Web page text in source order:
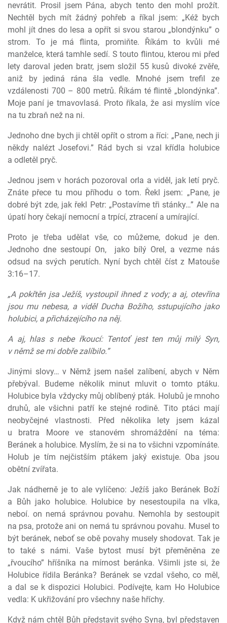
nevrátit. Prosil jsem Pána, abych tento den mohl prožít.
Nechtěl bych mít žádný pohřeb a říkal jsem: „Kéž bych
mohl jít dnes do lesa a opřít si svou starou „blondýnku” o
strom. To je má flinta, promiňte. Říkám to kvůli mé
manželce, která tamhle sedí. S touto flintou, kterou mi před
lety daroval jeden bratr, jsem složil 55 kusů divoké zvěře,
aniž by jediná rána šla vedle. Mnohé jsem trefil ze
vzdálenosti 700 – 800 metrů. Říkám té flintě „blondýnka”.
Moje paní je tmavovlasá. Proto říkala, že asi myslím více
na tu zbraň než na ni.
Jednoho dne bych ji chtěl opřít o strom a říci: „Pane, nech ji
někdy nalézt Josefovi.” Rád bych si vzal křídla holubice
a odletěl pryč.
Jednou jsem v horách pozoroval orla a viděl, jak letí pryč.
Znáte přece tu mou příhodu o tom. Řekl jsem: „Pane, je
dobré být zde, jak řekl Petr: „Postavíme tři stánky…” Ale na
úpatí hory čekají nemocní a trpící, ztracení a umírající.
Proto je třeba udělat vše, co můžeme, dokud je den.
Jednoho dne sestoupí On,
jako bílý Orel, a vezme nás
odsud na svých perutích. Nyní bych chtěl číst z Matouše
3:16–17.
„A pokřtěn jsa Ježíš, vystoupil ihned z vody; a aj, otevřína
jsou mu nebesa, a viděl Ducha Božího, sstupujícího jako
holubici, a přicházejícího na něj.
A aj, hlas s nebe řkoucí: Tentoť jest ten můj milý Syn,
v němž se mi dobře zalíbilo.”
Jinými slovy… v Němž jsem našel zalíbení, abych v Něm
přebýval. Budeme několik minut mluvit o tomto ptáku.
Holubice byla vždycky můj oblíbený pták. Holubů je mnoho
druhů, ale všichni patří ke stejné rodině. Tito ptáci mají
neobyčejné vlastnosti. Před několika lety jsem kázal
u bratra Moore ve stanovém shromáždění na téma:
Beránek a holubice. Myslím, že si na to všichni vzpomínáte.
Holub je tím nejčistším ptákem jaký existuje. Oba jsou
obětní zvířata.
Jak nádherně je to ale vylíčeno: Ježíš jako Beránek Boží
a Bůh jako holubice. Holubice by nesestoupila na vlka,
neboí. on nemá správnou povahu. Nemohla by sestoupit
na psa, protože ani on nemá tu správnou povahu. Musel to
být beránek, neboť se obě povahy musely shodovat. Tak je
to také s námi. Vaše bytost musí být přeměněna ze
„řvoucího” hříšníka na mírnost beránka. Všimli jste si, že
Holubice řídila Beránka? Beránek se vzdal všeho, co měl,
a dal se k dispozici Holubici. Podívejte, kam Ho Holubice
vedla: K ukřižování pro všechny naše hříchy.
Když nám chtěl Bůh představit svého Syna, byl představen